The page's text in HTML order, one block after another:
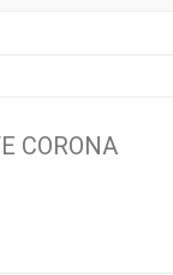
CORONA